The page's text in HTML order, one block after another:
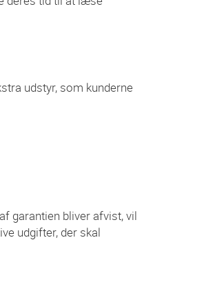
udstyr, som kunderne
garantien bliver afvist, vil
udgifter, der skal